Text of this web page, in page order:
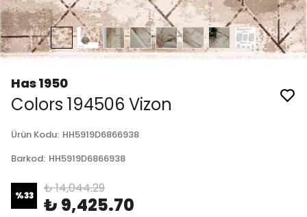
Has 1950
Colors 194506 Vizon
Ürün Kodu: HH5919D6866938
Barkod: HH5919D6866938
%33 ₺ 14,044.29
₺ 9,425.70